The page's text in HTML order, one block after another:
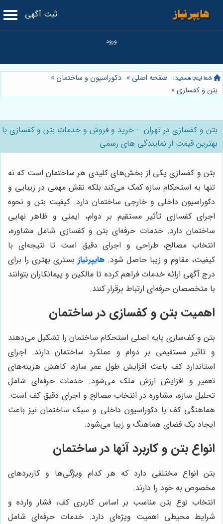
ثبت آگهی
صفحه اصلی » دکوراسیون و ساختمان »
بتن و کفسازی»
بتن و کفسازی در تهران – خرید و فروش و خدمات بتن و کفسازی با
بهترین قیمت از نمایندگی های رسمی
بتن و کفسازی یکی از بخش‌های کلیدی هر ساختمان است که نه
تنها به استحکام سازه کمک می‌کند بلکه نقش مهمی در زیبایی و
دکوراسیون داخلی و خارجی ساختمان دارد. کیفیت بتن و نحوه
اجرای کفسازی تأثیر مستقیم بر دوام، ایمنی و ظاهر نهایی
ساختمان دارد. خدمات حرفه‌ای بتن و کفسازی شامل مشاوره،
انتخاب مصالح، طراحی و اجرای دقیق است تا نتیجه‌ای با
کیفیت، مقاوم و زیبا حاصل شود. هایپرنیاز بستری بهتری را برای
درج آگهی ارائه خدمات فراهم کرده تا مالکین و پیمانکاران بتوانند
با متخصصان حرفه‌ای ارتباط برقرار کنند.
اهمیت بتن و کفسازی در ساختمان
بتن و کف‌سازی پایه اصلی استحکام ساختمان را تشکیل می‌دهند
و تاثیر مستقیمی بر دوام و عملکرد ساختمان دارند. اجرای
استاندارد کف باعث افزایش طول عمر سازه، کاهش هزینه‌های
تعمیر و افزایش ارزش ملک می‌شود. خدمات حرفه‌ای شامل
تحلیل سازه، مشاوره در انتخاب مصالح و اجرای دقیق کف است.
هماهنگی کف با دکوراسیون داخلی و سبک ساختمان نیز باعث
ایجاد یک فضای هماهنگ و زیبا می‌شود.
انواع بتن و کاربرد آنها در ساختمان
بتن انواع مختلفی دارد که هر کدام ویژگی‌ها و کاربردهای
مخصوص به خود را دارند.
انتخاب نوع بتن مناسب بر اساس کاربری کف، فشار وارده و
شرایط محیطی اهمیت ویژه‌ای دارد. خدمات حرفه‌ای شامل